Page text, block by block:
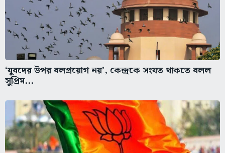
‘যুবদের উপর বলপ্রয়োগ নয়’, কেন্দ্রকে সংযত থাকতে বলল
সুপ্রিম...